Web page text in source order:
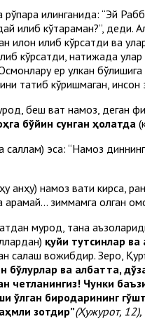
қилинганида: “Эй
қилиб кўтараман?”,
илон қилиб кўрсатди ва
кўрсатди, натижада
ер улкан
татиб кўришмаган,
беш вақт намоз, деган
бўйин сунган ҳолатда
саллам) эса: “Намоз
анҳу) намоз вақти кирса,
зиммамга олган
мурод, тана
қуйи тутсинлар
сақлаш вожибдир. Зеро,
бўлурлар ва албатта,
четланингиз! Чунки
ўлган биродарининг
зотдир”(Ҳужурот, 12),